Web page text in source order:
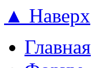
▲ Наверх
Главная